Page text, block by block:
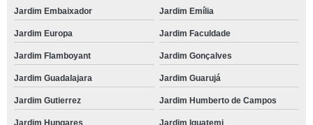
Jardim Embaixador Jardim Emília
Jardim Europa Jardim Faculdade
Jardim Flamboyant Jardim Gonçalves
Jardim Guadalajara Jardim Guarujá
Jardim Gutierrez Jardim Humberto de Campos
Jardim Hungares Jardim Iguatemi